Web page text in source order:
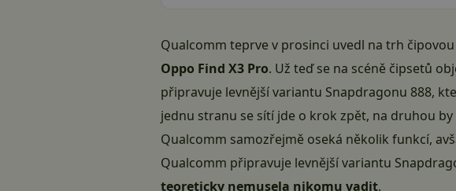
Qualcomm teprve v prosinci uvedl na trh
Oppo Find X3 Pro. Už teď se na scéně čipsetů
připravuje levnější variantu Snapdragonu 888,
jednu stranu se sítí jde o krok zpět, na druhou
Qualcomm samozřejmě oseká několik funkcí,
Qualcomm připravuje levnější variantu
teoreticky nemusela nikomu vadit.